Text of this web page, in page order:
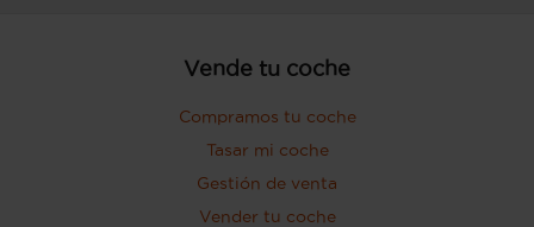
Vende tu coche
Compramos tu coche
Tasar mi coche
Gestión de venta
Vender tu coche